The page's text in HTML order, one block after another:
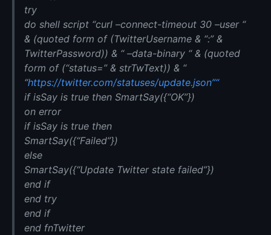
try
do shell script “curl –connect-timeout 30 –user “
& (quoted form of (TwitterUsername & “:” &
TwitterPassword)) & “ –data-binary “ & (quoted
form of (“status=” & strTwText)) & “
“https://twitter.com/statuses/update.json”“
if isSay is true then SmartSay({“OK”})
on error
if isSay is true then
SmartSay({“Failed”})
else
SmartSay({“Update Twitter state failed”})
end if
end try
end if
end fnTwitter